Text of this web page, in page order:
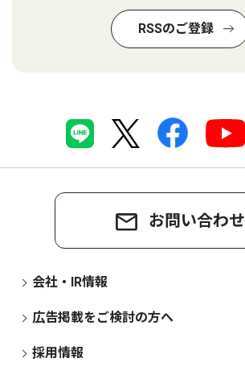
RSSのご登録
お問い合わせ
会社・IR情報
広告掲載をご検討の方へ
採用情報